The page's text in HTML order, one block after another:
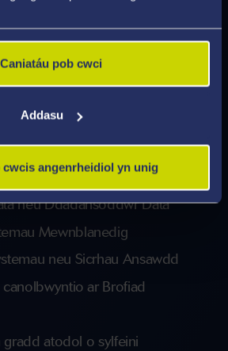
Caniatáu pob cwci
Addasu
cwcis angenrheidiol yn unig
posib yn cynnwys:
Artiffisial
Seiberddiogelwch
neu Ddadansoddwr Data
Mewnblanedig
neu Sicrhau Ansawdd
ar Brofiad
atodol o sylfeini